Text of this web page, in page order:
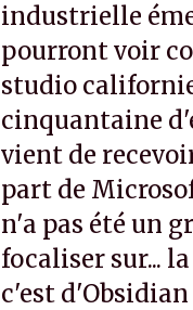
industrielle
pourront voir
studio
cinquantaine
vient de
part de
n'a pas été un
focaliser sur...
c'est